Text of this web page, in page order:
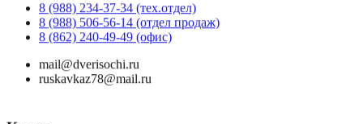
8 (988) 234-37-34 (тех.отдел)
8 (988) 506-56-14 (отдел продаж)
8 (862) 240-49-49 (офис)
mail@dverisochi.ru
ruskavkaz78@mail.ru